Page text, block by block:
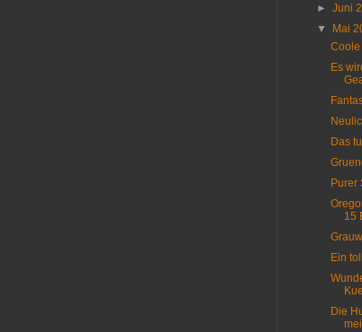
►Juni
▼
Mai
Coole
Es
Das
Purer
15
Ein
Die